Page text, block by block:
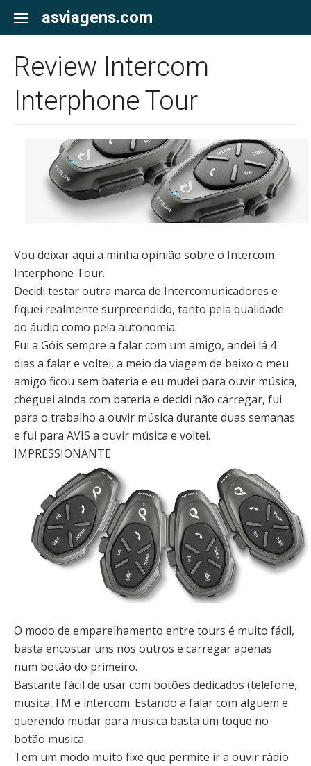
content
asviagens.com
Review Intercom
Interphone Tour
Vou deixar aqui a minha opinião sobre o Intercom
Interphone Tour.
Decidi testar outra marca de Intercomunicadores e
fiquei realmente surpreendido, tanto pela qualidade
do áudio como pela autonomia.
Fui a Góis sempre a falar com um amigo, andei lá 4
dias a falar e voltei, a meio da viagem de baixo o meu
amigo ficou sem bateria e eu mudei para ouvir música,
cheguei ainda com bateria e decidi não carregar, fui
para o trabalho a ouvir música durante duas semanas
e fui para AVIS a ouvir música e voltei.
IMPRESSIONANTE
O modo de emparelhamento entre tours é muito fácil,
basta encostar uns nos outros e carregar apenas
num botão do primeiro.
Bastante fácil de usar com botões dedicados (telefone,
musica, FM e intercom. Estando a falar com alguem e
querendo mudar para musica basta um toque no
botão musica.
Tem um modo muito fixe que permite ir a ouvir rádio